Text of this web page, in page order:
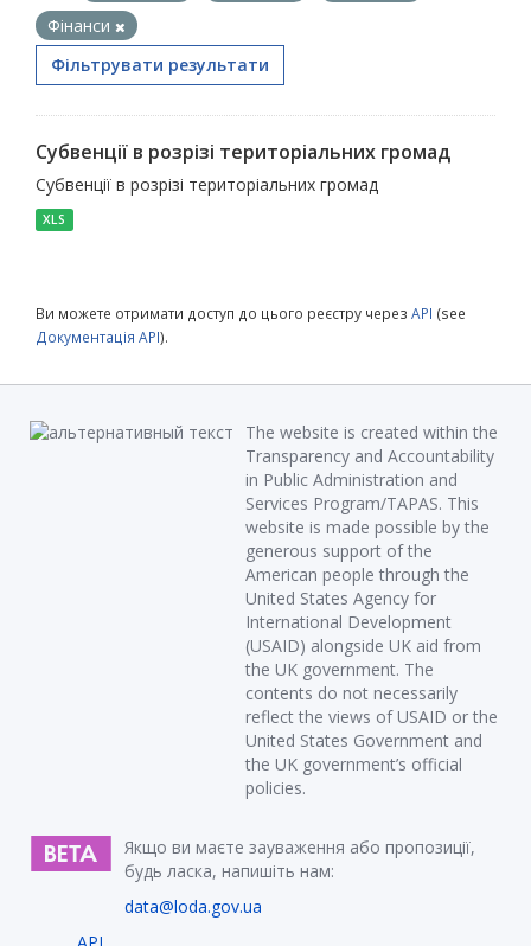
Фінанси
Фільтрувати результати
Субвенції в розрізі територіальних громад
Субвенції в розрізі територіальних громад
XLS
Ви можете отримати доступ до цього реєстру через API (see
Документація API).
The website is created within the
Transparency and Accountability
in Public Administration and
Services Program/TAPAS. This
website is made possible by the
generous support of the
American people through the
United States Agency for
International Development
(USAID) alongside UK aid from
the UK government. The
contents do not necessarily
reflect the views of USAID or the
United States Government and
the UK government’s official
policies.
Якщо ви маєте зауваження або пропозиції,
будь ласка, напишіть нам:
data@loda.gov.ua